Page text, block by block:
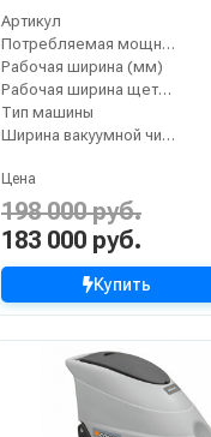
Артикул
Потребляемая мощность (кВт)
Рабочая ширина (мм)
Рабочая ширина щеток (мм)
Тип машины
Ширина вакуумной чистки (мм)
Цена
198 000 руб.
183 000 руб.
Купить